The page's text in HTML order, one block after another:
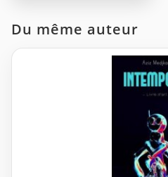
Du même auteur